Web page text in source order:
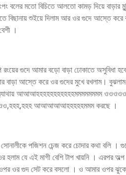
বলের মতো বিচিতে আলতো কামড় দিয়ে
বিছানায় শুইয়ে দিলাম আর ওর গুদে আস্তে করে
।
রংয়ের গুদে আমার বড়ো বাড়া ঢোকাতে অসুবিধা
বাড়া আস্তে করে ওর গুদের মুখে রখলাম।
আআআহহহহহহহহহহহমমমমমমমম
আআআআআহহহহহমমম করছে ।
পজিশন চেন্জ করে চোদার কথা বলি ।
যে এই মাগী বেশি টাপ খায়নি । এরপর
ওপর ওর গুদ সেট করে বসলো । ও আমার ওপর